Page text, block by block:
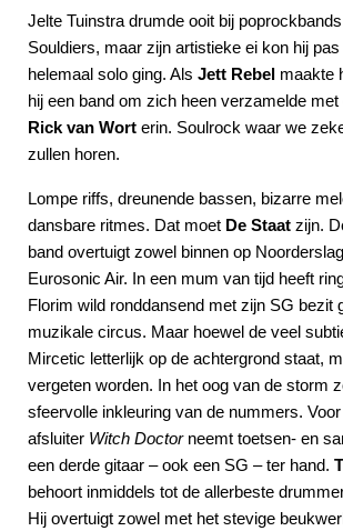
Jelte Tuinstra drumde ooit bij
Souldiers, maar zijn artistieke ei kon hij
helemaal solo ging. Als Jett Rebel maakte
hij een band om zich heen verzamelde
Rick van Wort erin. Soulrock waar we
zullen horen.
Lompe riffs, dreunende bassen, bizarre
dansbare ritmes. Dat moet De Staat zijn.
band overtuigt zowel binnen op
Eurosonic Air. In een mum van tijd heeft
Florim wild ronddansend met zijn SG bezit
muzikale circus. Maar hoewel de veel
Mircetic letterlijk op de achtergrond staat,
vergeten worden. In het oog van de storm
sfeervolle inkleuring van de nummers.
afsluiter Witch Doctorneemt toetsen- en
een derde gitaar – ook een SG – ter hand.
behoort inmiddels tot de allerbeste
Hij overtuigt zowel met het stevige